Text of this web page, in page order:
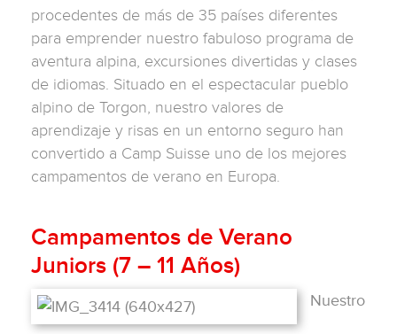
procedentes de más de 35 países diferentes
para emprender nuestro fabuloso programa de
aventura alpina, excursiones divertidas y clases
de idiomas. Situado en el espectacular pueblo
alpino de Torgon, nuestro valores de
aprendizaje y risas en un entorno seguro han
convertido a Camp Suisse uno de los mejores
campamentos de verano en Europa.
Campamentos de Verano
Juniors (7 – 11 Años)
Nuestro